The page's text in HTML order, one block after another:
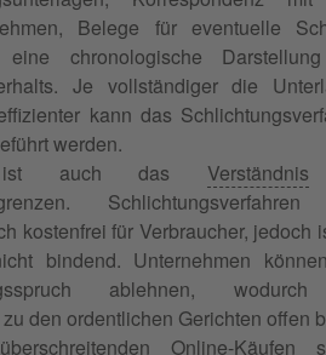
Belege für eventuelle
eine chronologische
Je vollständiger die
kann das
werden.
ist auch das Verständnis
kostenfrei für Verbraucher, jedoch
bindend. Unternehmen
ablehnen,
den ordentlichen Gerichten offen
Online-Käufen